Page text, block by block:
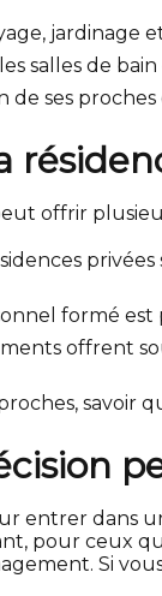
jardinage
les salles de
de ses
offrir
formé est
offrent
savoir
entrer dans
pour ceux
Si